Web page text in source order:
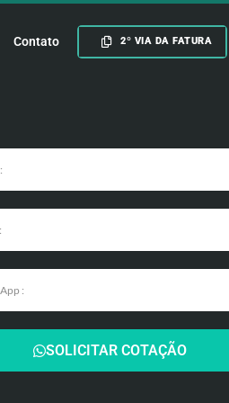
Contato 2º VIA DA FATURA
SOLICITAR COTAÇÃO